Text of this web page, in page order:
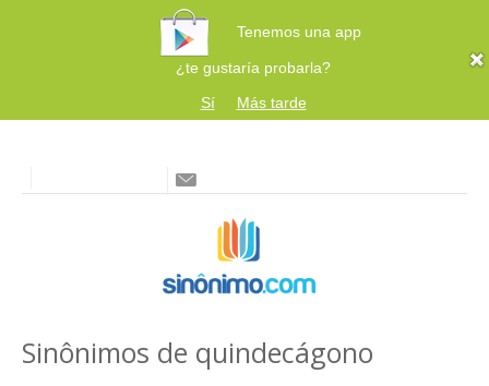
Tenemos una app
¿te gustaría probarla?
Sí
Más tarde
Sinônimos de quindecágono